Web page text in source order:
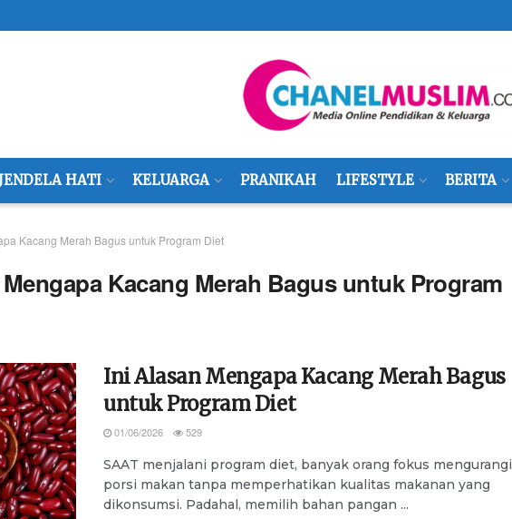
HATI KELUARGA PRANIKAH LIFESTYLE BERITA
Kacang Merah Bagus untuk Program Diet
Kacang Merah Bagus untuk Program
Ini Alasan Mengapa Kacang Merah Bagus
untuk Program Diet
01/06/2026 529
SAAT menjalani program diet, banyak orang fokus mengurangi
porsi makan tanpa memperhatikan kualitas makanan yang
dikonsumsi. Padahal, memilih bahan pangan ...